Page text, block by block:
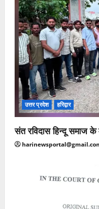
उत्तर प्रदेश हरिद्वार
संत रविदास हिन्दू समाज